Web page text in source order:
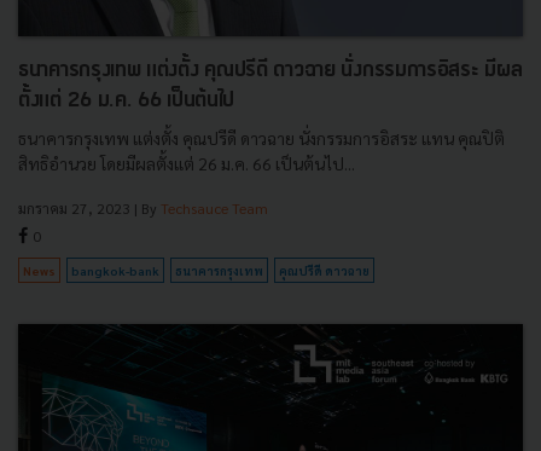
ธนาคารกรุงเทพ แต่งตั้ง คุณปรีดี ดาวฉาย นั่งกรรมการอิสระ มีผล
ตั้งแต่ 26 ม.ค. 66 เป็นต้นไป
ธนาคารกรุงเทพ แต่งตั้ง คุณปรีดี ดาวฉาย นั่งกรรมการอิสระ แทน คุณปิติ
สิทธิอำนวย โดยมีผลตั้งแต่ 26 ม.ค. 66 เป็นต้นไป...
มกราคม 27, 2023 | By Techsauce Team
0
News bangkok-bank ธนาคารกรุงเทพ คุณปรีดี ดาวฉาย